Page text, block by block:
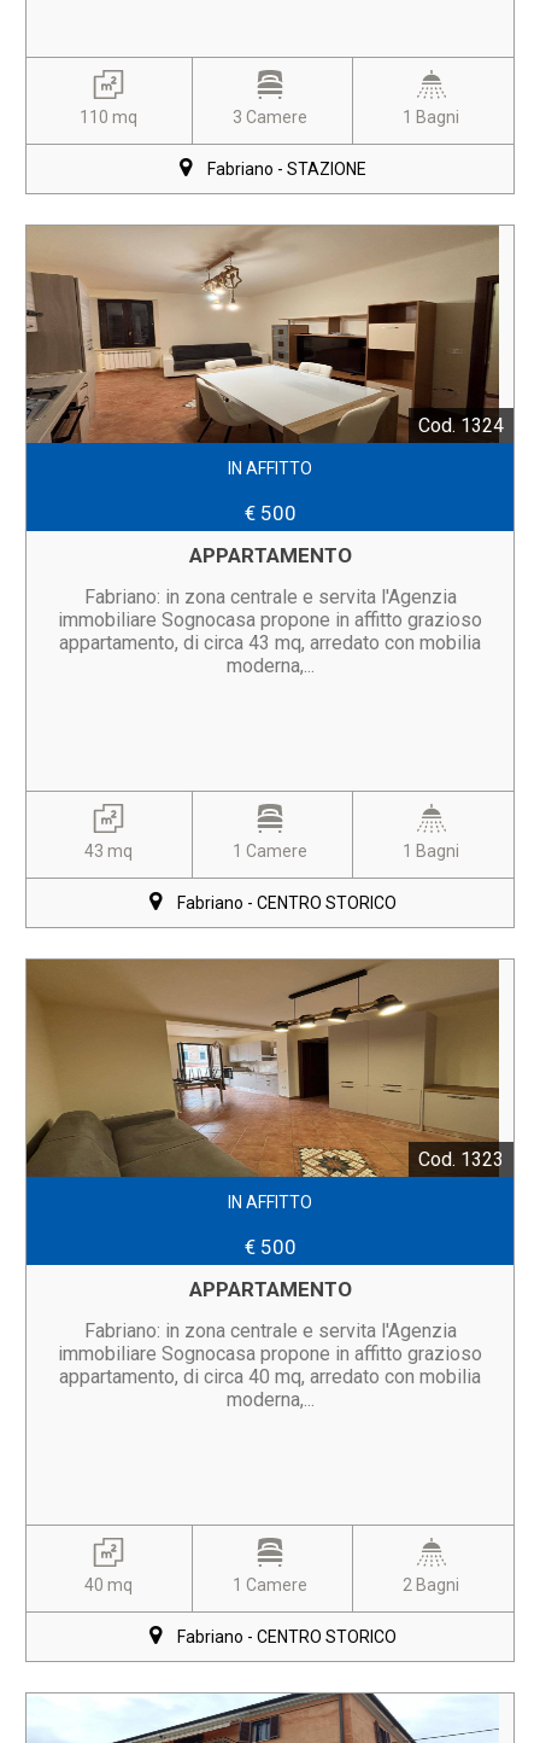
110 mq 3 Camere 1 Bagni
Fabriano - STAZIONE
Cod. 1324
IN AFFITTO
€ 500
APPARTAMENTO
Fabriano: in zona centrale e servita l'Agenzia
immobiliare Sognocasa propone in affitto grazioso
appartamento, di circa 43 mq, arredato con mobilia
moderna,...
43 mq 1 Camere 1 Bagni
Fabriano - CENTRO STORICO
Cod. 1323
IN AFFITTO
€ 500
APPARTAMENTO
Fabriano: in zona centrale e servita l'Agenzia
immobiliare Sognocasa propone in affitto grazioso
appartamento, di circa 40 mq, arredato con mobilia
moderna,...
40 mq 1 Camere 2 Bagni
Fabriano - CENTRO STORICO